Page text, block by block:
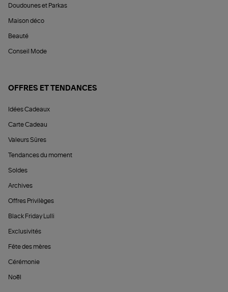
Doudounes et Parkas
Maison déco
Beauté
Conseil Mode
OFFRES ET TENDANCES
Idées Cadeaux
Carte Cadeau
Valeurs Sûres
Tendances du moment
Soldes
Archives
Offres Privilèges
Black Friday Lulli
Exclusivités
Fête des mères
Cérémonie
Noël